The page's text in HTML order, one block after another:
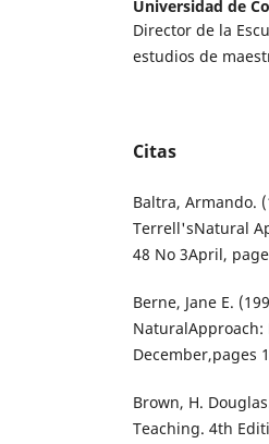
Universidad de
Director de la
estudios de
Citas
Baltra, Armando.
Terrell'sNatural
48 No 3April,
Berne, Jane E.
NaturalApproach:
December,pages
Brown, H.
Teaching. 4th